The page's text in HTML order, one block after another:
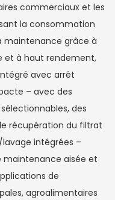
commerciaux et les
la consommation
maintenance grâce à
et à haut rendement,
avec arrêt
– avec des
des
récupération du filtrat
intégrées –
maintenance aisée et
de
agroalimentaires